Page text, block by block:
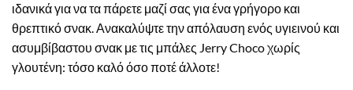
ιδανικά για να τα πάρετε μαζί σας για ένα γρήγορο και
θρεπτικό σνακ. Ανακαλύψτε την απόλαυση ενός υγιεινού και
ασυμβίβαστου σνακ με τις μπάλες Jerry Choco χωρίς
γλουτένη: τόσο καλό όσο ποτέ άλλοτε!